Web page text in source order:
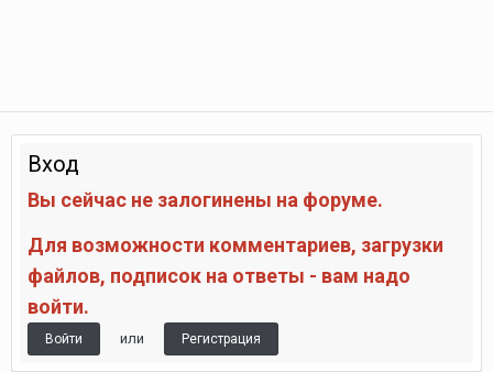
Вход
Вы сейчас не залогинены на форуме.
Для возможности комментариев, загрузки
файлов, подписок на ответы - вам надо
войти.
Войти или Регистрация